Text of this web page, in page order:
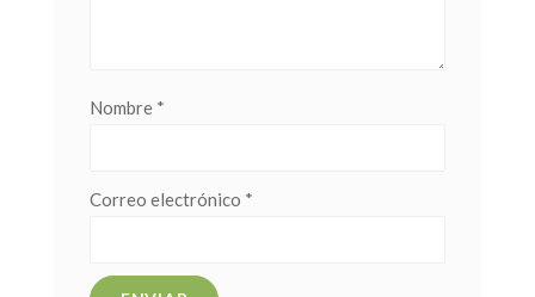
Nombre *
Correo electrónico *